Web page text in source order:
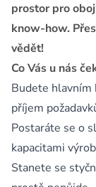
prostor pro
know-how.
vědět!
Co Vás u nás
Budete hlavním
příjem
Postaráte se o
kapacitami
Stanete se